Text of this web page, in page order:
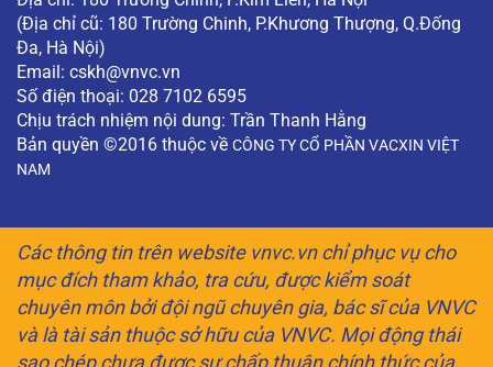
(Địa chỉ cũ: 180 Trường Chinh, P.Khương Thượng, Q.Đống
Đa, Hà Nội)
Email: cskh@vnvc.vn
Số điện thoại: 028 7102 6595
Chịu trách nhiệm nội dung: Trần Thanh Hằng
Bản quyền ©2016 thuộc về CÔNG TY CỔ PHẦN VACXIN VIỆT
NAM
Các thông tin trên website vnvc.vn chỉ phục vụ cho
mục đích tham khảo, tra cứu, được kiểm soát
chuyên môn bởi đội ngũ chuyên gia, bác sĩ của VNVC
và là tài sản thuộc sở hữu của VNVC. Mọi động thái
sao chép chưa được sự chấp thuận chính thức của